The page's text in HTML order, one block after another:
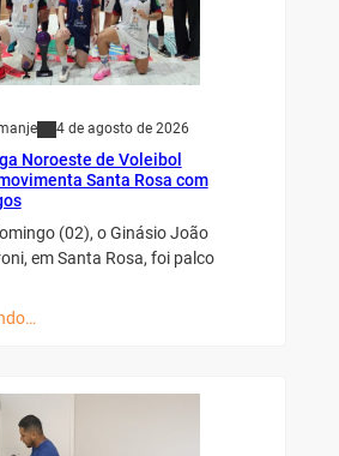
4 de agosto de 2026
Noroeste de Voleibol
Santa Rosa com
(02), o Ginásio João
em Santa Rosa, foi palco